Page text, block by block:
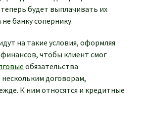
будет выплачивать их
банку сопернику.
на такие условия, оформляя
чтобы клиент смог
обязательства
договорам,
К ним относятся и кредитные